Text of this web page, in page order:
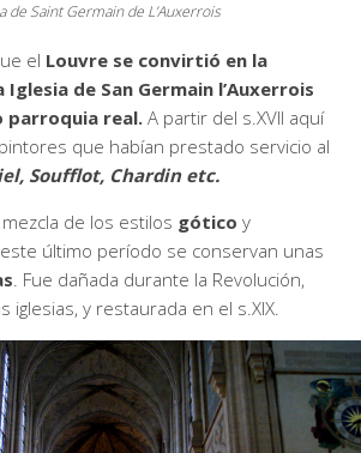
de Saint Germain de L’Auxerrois
el Louvre se convirtió en la
de San Germain l’Auxerrois
parroquia real. A partir del s.XVII aquí
que habían prestado servicio al
Soufflot, Chardin etc.
de los estilos gótico y
último período se conservan unas
. Fue dañada durante la Revolución,
iglesias, y restaurada en el s.XIX.